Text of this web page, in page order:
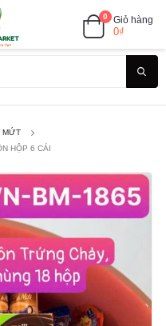
0 Giỏ hàng
0₫
MỨT
HỘP 6 CÁI